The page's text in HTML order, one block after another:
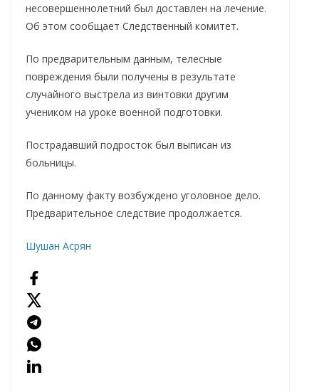
несовершеннолетний был доставлен на лечение.
Об этом сообщает Следственный комитет.
По предварительным данным, телесные
повреждения были получены в результате
случайного выстрела из винтовки другим
учеником на уроке военной подготовки.
Пострадавший подросток был выписан из
больницы.
По данному факту возбуждено уголовное дело.
Предварительное следствие продолжается.
Шушан Асрян